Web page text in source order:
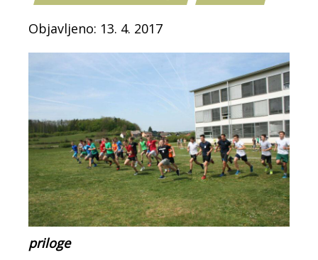
Objavljeno: 13. 4. 2017
priloge